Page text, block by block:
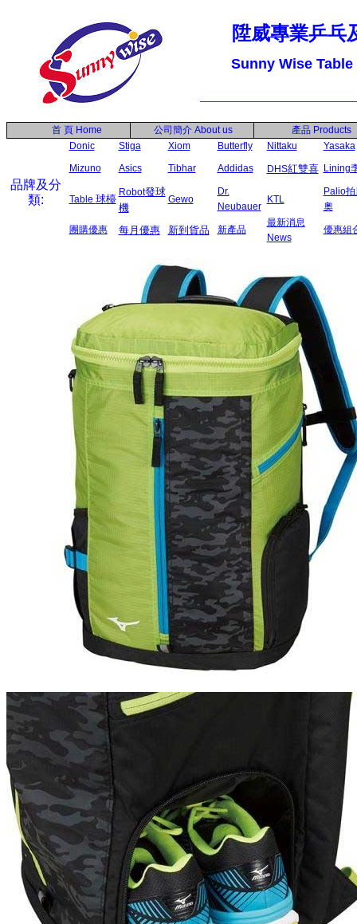
陞威專業乒乓
Sunny Wise
首 頁 Home 公司簡介 About us 產品 Products
品牌及分
類:
Donic Stiga Xiom Butterfly Nittaku
Yasaka
Mizuno
Asics Tibhar Addidas DHS紅雙喜 Lining
Table 球檯
Robot發球
機
Gewo
Dr.
Neubauer
KTL
Palio拍
奧
團購優惠 每月優惠 新到貨品 新產品
最新消息
News
優惠組